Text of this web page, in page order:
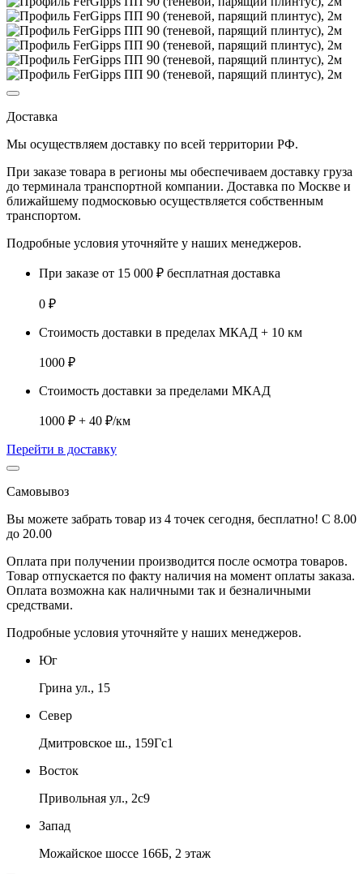
Доставка
Мы осуществляем доставку по всей территории РФ.
При заказе товара в регионы мы обеспечиваем доставку груза
до терминала транспортной компании. Доставка по Москве и
ближайшему подмосковью осуществляется собственным
транспортом.
Подробные условия уточняйте у наших менеджеров.
При заказе от 15 000 ₽ бесплатная доставка
0 ₽
Стоимость доставки в пределах МКАД + 10 км
1000 ₽
Стоимость доставки за пределами МКАД
1000 ₽ + 40 ₽/км
Перейти в доставку
Самовывоз
Вы можете забрать товар из 4 точек сегодня, бесплатно! С 8.00
до 20.00
Оплата при получении производится после осмотра товаров.
Товар отпускается по факту наличия на момент оплаты заказа.
Оплата возможна как наличными так и безналичными
средствами.
Подробные условия уточняйте у наших менеджеров.
Юг
Грина ул., 15
Север
Дмитровское ш., 159Гс1
Восток
Привольная ул., 2с9
Запад
Можайское шоссе 166Б, 2 этаж